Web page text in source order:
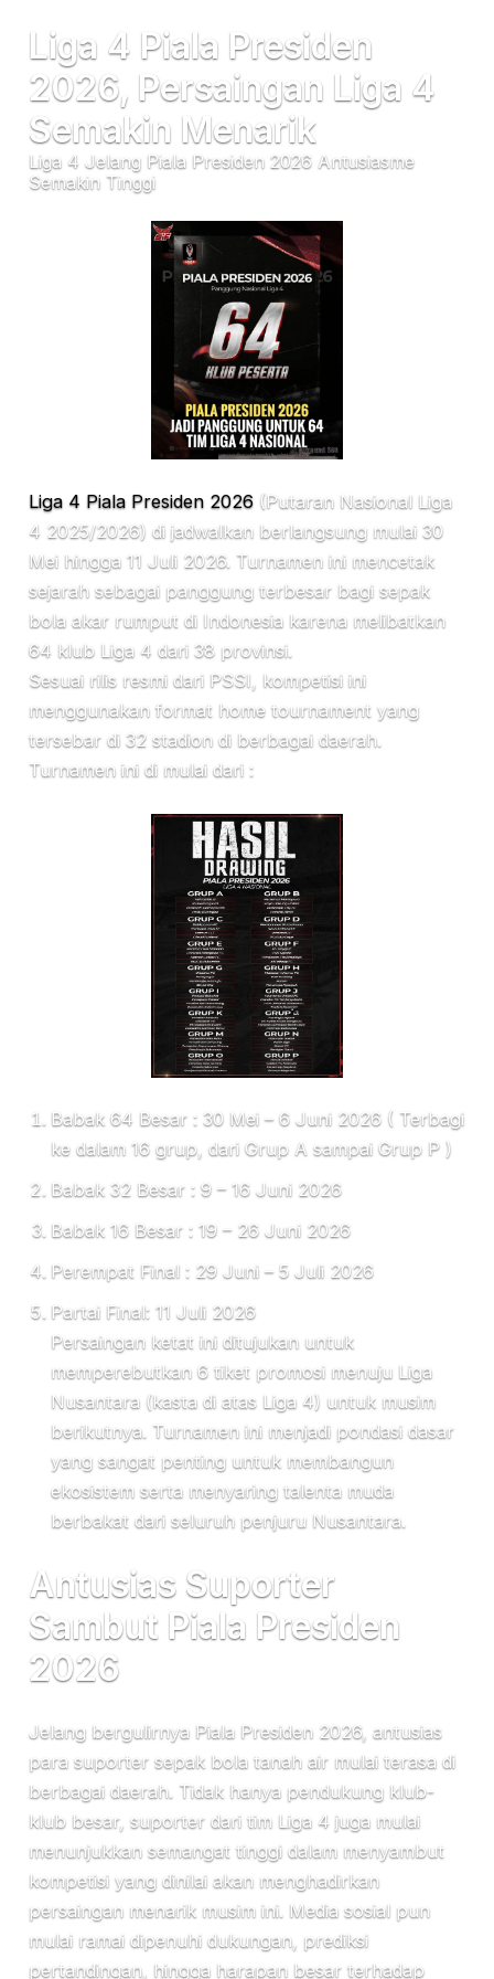
Liga 4 Piala Presiden
2026, Persaingan Liga 4
Semakin Menarik
Liga 4 Jelang Piala Presiden 2026 Antusiasme
Semakin Tinggi
Liga 4 Piala Presiden 2026 (Putaran Nasional Liga
4 2025/2026) di jadwalkan berlangsung mulai 30
Mei hingga 11 Juli 2026. Turnamen ini mencetak
sejarah sebagai panggung terbesar bagi sepak
bola akar rumput di Indonesia karena melibatkan
64 klub Liga 4 dari 38 provinsi.
Sesuai rilis resmi dari PSSI, kompetisi ini
menggunakan format home tournament yang
tersebar di 32 stadion di berbagai daerah.
Turnamen ini di mulai dari :
Babak 64 Besar : 30 Mei – 6 Juni 2026 ( Terbagi
ke dalam 16 grup, dari Grup A sampai Grup P )
Babak 32 Besar : 9 – 16 Juni 2026
Babak 16 Besar : 19 – 26 Juni 2026
Perempat Final : 29 Juni – 5 Juli 2026
Partai Final: 11 Juli 2026
Persaingan ketat ini ditujukan untuk
memperebutkan 6 tiket promosi menuju Liga
Nusantara (kasta di atas Liga 4) untuk musim
berikutnya. Turnamen ini menjadi pondasi dasar
yang sangat penting untuk membangun
ekosistem serta menyaring talenta muda
berbakat dari seluruh penjuru Nusantara.
Antusias Suporter
Sambut Piala Presiden
2026
Jelang bergulirnya Piala Presiden 2026, antusias
para suporter sepak bola tanah air mulai terasa di
berbagai daerah. Tidak hanya pendukung klub-
klub besar, suporter dari tim Liga 4 juga mulai
menunjukkan semangat tinggi dalam menyambut
kompetisi yang dinilai akan menghadirkan
persaingan menarik musim ini. Media sosial pun
mulai ramai dipenuhi dukungan, prediksi
pertandingan, hingga harapan besar terhadap